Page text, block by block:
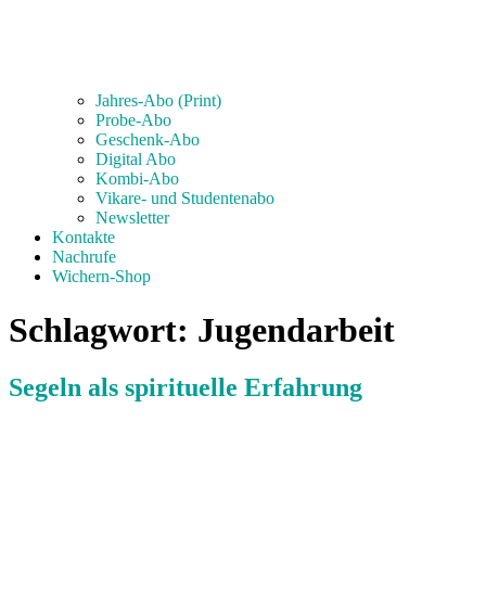
Jahres-Abo (Print)
Probe-Abo
Geschenk-Abo
Digital Abo
Kombi-Abo
Vikare- und Studentenabo
Newsletter
Kontakte
Nachrufe
Wichern-Shop
Schlagwort: Jugendarbeit
Segeln als spirituelle Erfahrung